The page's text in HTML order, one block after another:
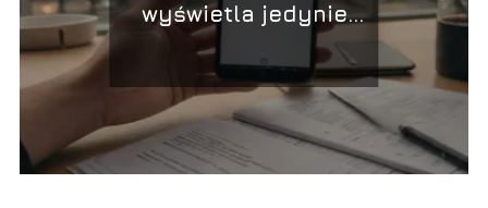
wyświetla jedynie
numery alarmowe?